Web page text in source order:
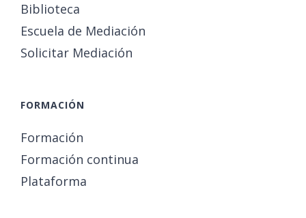
Biblioteca
Escuela de Mediación
Solicitar Mediación
FORMACIÓN
Formación
Formación continua
Plataforma